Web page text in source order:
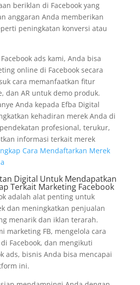
beriklan di Facebook yang
anggaran Anda memberikan
peningkatan konversi atau
ads kami, Anda bisa
online di Facebook secara
cara memanfaatkan fitur
dan AR untuk demo produk.
Anda kepada Efba Digital
kehadiran merek Anda di
profesional, terukur,
informasi terkait merek
Cara Mendaftarkan Merek
Digital Untuk Mendapatkan
Terkait Marketing Facebook
adalah alat penting untuk
dan meningkatkan penjualan
menarik dan iklan terarah.
marketing FB, mengelola cara
Facebook, dan mengikuti
ads, bisnis Anda bisa mencapai
ini.